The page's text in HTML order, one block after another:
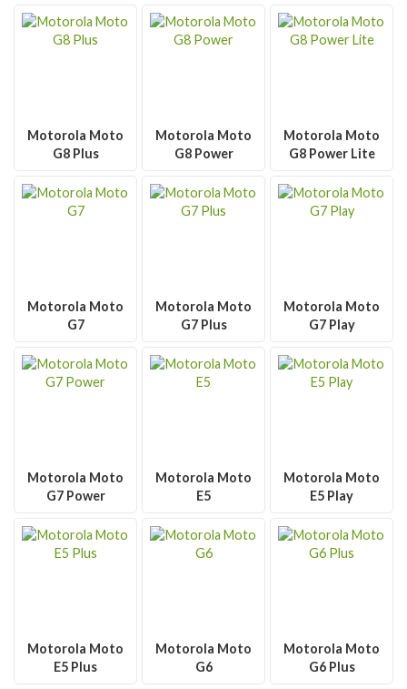
Motorola Moto
G8 Plus
Motorola Moto
G8 Power
Motorola Moto
G8 Power Lite
Motorola Moto
G7
Motorola Moto
G7 Plus
Motorola Moto
G7 Play
Motorola Moto
G7 Power
Motorola Moto
E5
Motorola Moto
E5 Play
Motorola Moto
E5 Plus
Motorola Moto
G6
Motorola Moto
G6 Plus